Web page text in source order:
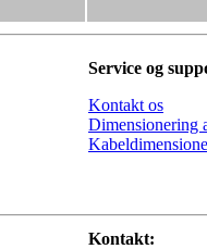
Service og
Kontakt os
Dimensionering
Kontakt: